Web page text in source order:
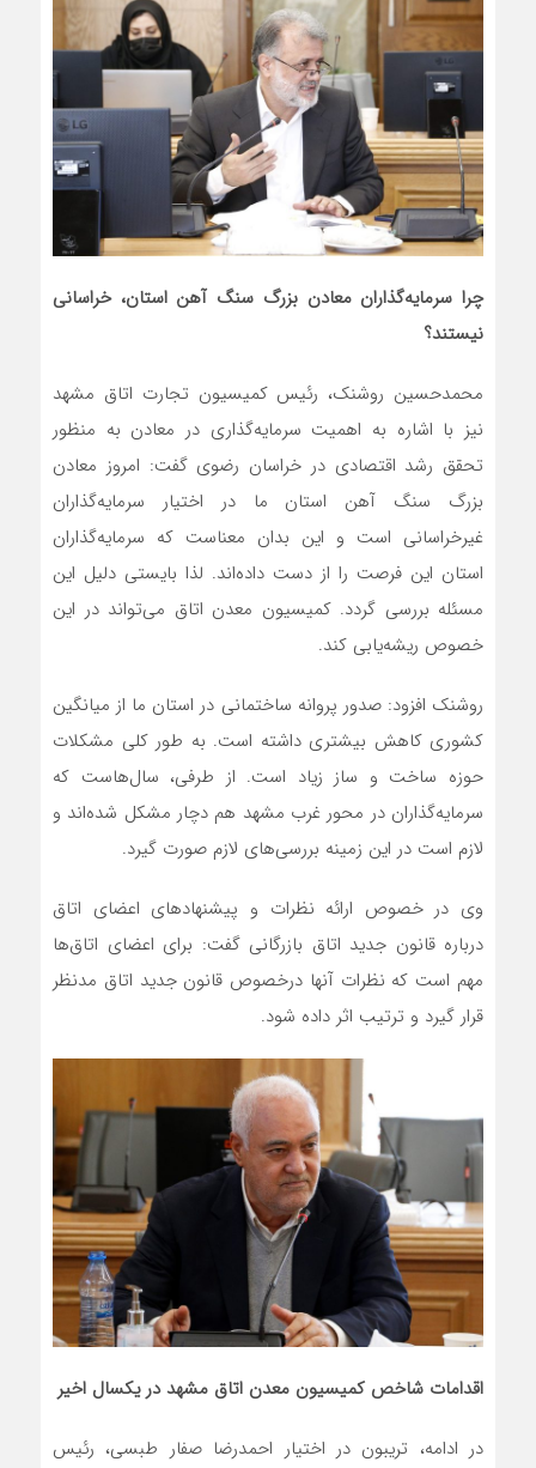
چرا سرمایه‌گذاران معادن بزرگ سنگ آهن استان، خراسانی
نیستند؟
محمدحسین روشنک، رئیس کمیسیون تجارت اتاق مشهد
نیز با اشاره به اهمیت سرمایه‌گذاری در معادن به منظور
تحقق رشد اقتصادی در خراسان رضوی گفت: امروز معادن
بزرگ سنگ آهن استان ما در اختیار سرمایه‌گذاران
غیر‌خراسانی است و این بدان معناست که سرمایه‌گذاران
استان این فرصت را از دست داده‌اند. لذا بایستی دلیل این
مسئله بررسی گردد. کمیسیون معدن اتاق می‌تواند در این
خصوص ریشه‌یابی کند.
روشنک افزود: صدور پروانه ساختمانی در استان ما از میانگین
کشوری کاهش بیشتری داشته است. به طور کلی مشکلات
حوزه ساخت و ساز زیاد است. از طرفی، سال‌هاست که
سرمایه‌گذاران در محور غرب مشهد هم دچار مشکل شده‌اند و
لازم است در این زمینه بررسی‌های لازم صورت گیرد.
وی در خصوص ارائه نظرات و پیشنهادهای اعضای اتاق
درباره قانون جدید اتاق بازرگانی گفت: برای اعضای اتاق‌ها
مهم است که نظرات آنها درخصوص قانون جدید اتاق مدنظر
قرار گیرد و ترتیب اثر داده شود.
اقدامات شاخص کمیسیون معدن اتاق مشهد در یکسال اخیر
در ادامه، تریبون در اختیار احمدرضا صفار طبسی، رئیس